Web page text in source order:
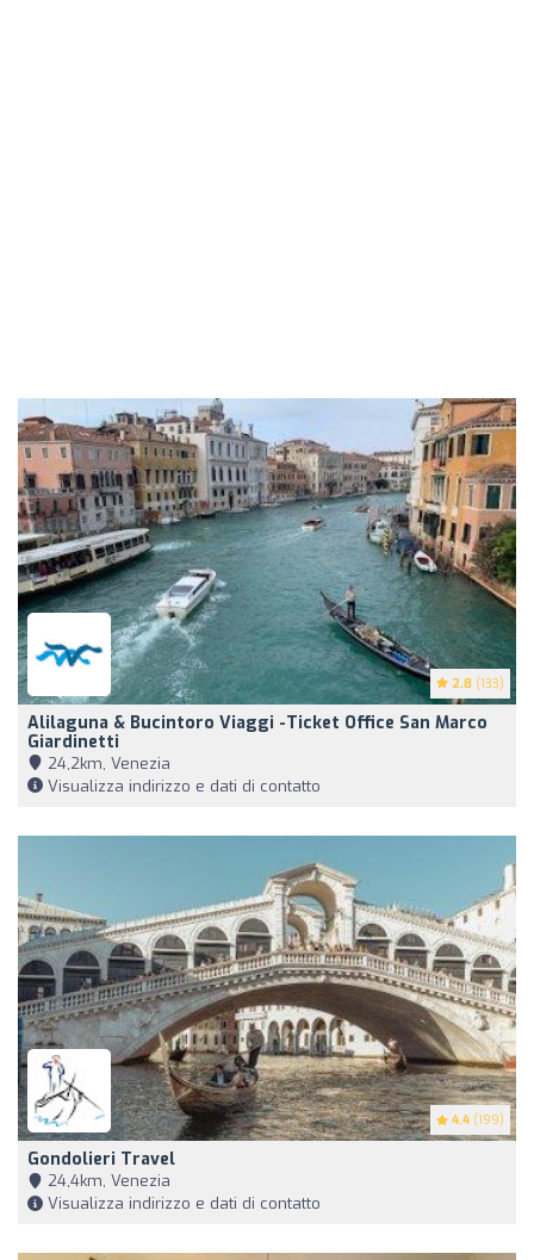
2.8 (133)
Alilaguna & Bucintoro Viaggi -Ticket Office San Marco
Giardinetti
24,2km, Venezia
Visualizza indirizzo e dati di contatto
4.4 (199)
Gondolieri Travel
24,4km, Venezia
Visualizza indirizzo e dati di contatto